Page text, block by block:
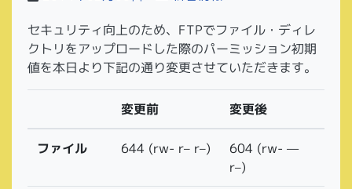
セキュリティ向上のため、FTPでファイル・ディレ
クトリをアップロードした際のパーミッション初期
値を本日より下記の通り変更させていただきます。
変更前 変更後
ファイル 644 (rw- r– r–) 604 (rw- —
r–)